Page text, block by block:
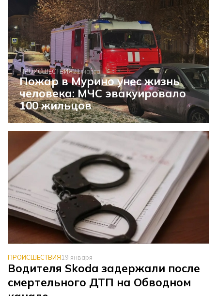
ПРОИСШЕСТВИЯ21 марта
Пожар в Мурино унес жизнь
человека: МЧС эвакуировало
100 жильцов
ПРОИСШЕСТВИЯ19 января
Водителя Skoda задержали после
смертельного ДТП на Обводном